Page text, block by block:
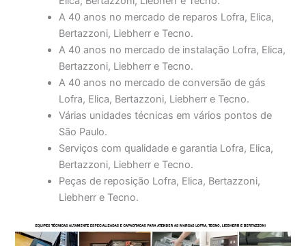
A 40 anos no mercado de reparos Lofra, Elica,
Bertazzoni, Liebherr e Tecno.
A 40 anos no mercado de instalação Lofra, Elica,
Bertazzoni, Liebherr e Tecno.
A 40 anos no mercado de conversão de gás
Lofra, Elica, Bertazzoni, Liebherr e Tecno.
Várias unidades técnicas em vários pontos de
São Paulo.
Serviços com qualidade e garantia Lofra, Elica,
Bertazzoni, Liebherr e Tecno.
Peças de reposição Lofra, Elica, Bertazzoni,
Liebherr e Tecno.